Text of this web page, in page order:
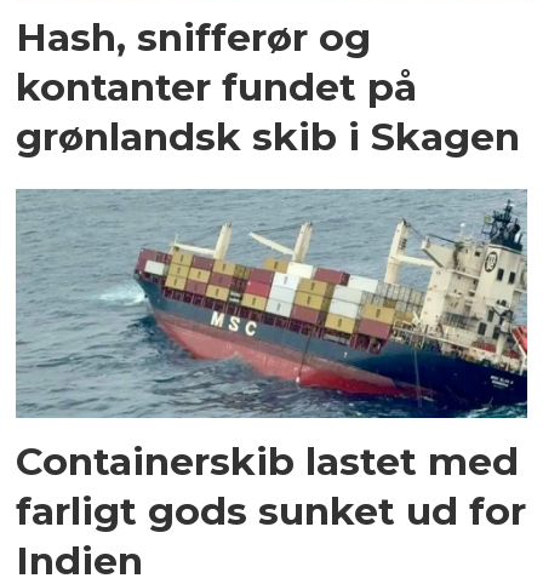
Hash, snifferør og
kontanter fundet på
grønlandsk skib i Skagen
Containerskib lastet med
farligt gods sunket ud for
Indien